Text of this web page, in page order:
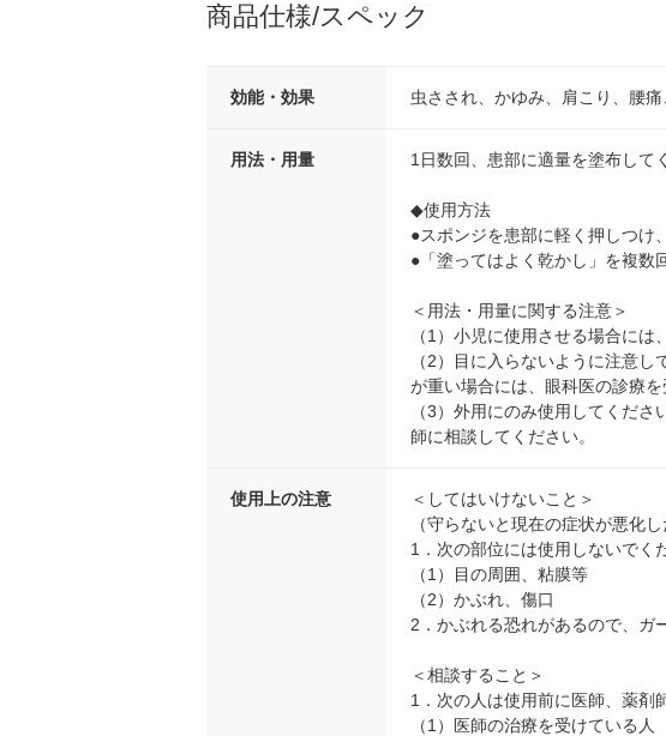
商品仕様/スペック
効能・効果 虫さされ、かゆみ、肩こり、腰
用法・用量 1日数回、患部に適量を塗布して
◆使用方法
●スポンジを患部に軽く押しつけ
●「塗ってはよく乾かし」を複数
＜用法・用量に関する注意＞
（1）小児に使用させる場合には
（2）目に入らないように注意
が重い場合には、眼科医の診療を
（3）外用にのみ使用してくだ
師に相談してください。
使用上の注意
＜してはいけないこと＞
（守らないと現在の症状が悪化
1．次の部位には使用しないでく
（1）目の周囲、粘膜等
（2）かぶれ、傷口
2．かぶれる恐れがあるので、ガ
＜相談すること＞
1．次の人は使用前に医師、薬剤
（1）医師の治療を受けている人